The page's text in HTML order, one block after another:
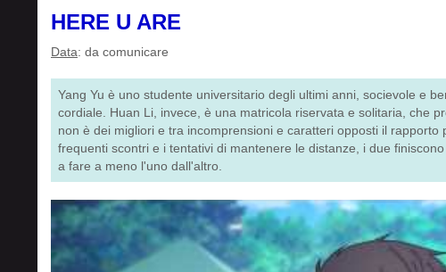
HERE U ARE
Data: da comunicare
Yang Yu è uno studente universitario degli ultimi anni, socievole e
cordiale. Huan Li, invece, è una matricola riservata e solitaria, che
non è dei migliori e tra incomprensioni e caratteri opposti il
frequenti scontri e i tentativi di mantenere le distanze, i due
a fare a meno l'uno dall'altro.